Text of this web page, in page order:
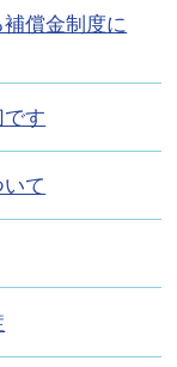
償金制度に
です
て